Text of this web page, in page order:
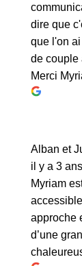
dire que
que l'on
de couple
Merci
Alban et
il y a 3 ans
Myriam
approche
d’une